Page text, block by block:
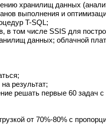
хранилищ данных
выполнения и
T-SQL;
в том числе SSIS для
данных; облачной
результат;
решать первые 60 задач с
от 70%-80% с